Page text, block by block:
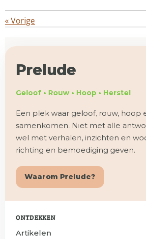
«Vorige
Prelude
Geloof • Rouw • Hoop • Herstel
Een plek waar geloof, rouw, hoop
samenkomen. Niet met alle
wel met verhalen, inzichten en
richting en bemoediging geven.
Waarom Prelude?
ONTDEKKEN
Artikelen